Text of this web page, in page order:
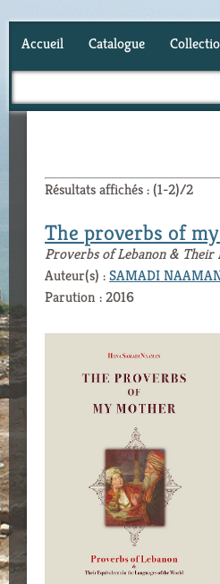
Accueil Catalogue
Résultats affichés : (1-2)/2
The proverbs of
Proverbs of Lebanon & Their
Auteur(s) :SAMADI
Parution : 2016